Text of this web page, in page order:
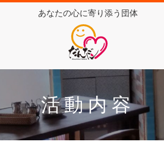
あなたの心に寄り添う団体
活動内容